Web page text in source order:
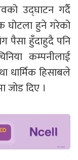
उद्घाटन गर्दै
घोटला हुने गरेको
पैसा हुँदाहुदै पनि
कम्पनीलाई
धार्मिक हिसाबले
जोड दिए ।